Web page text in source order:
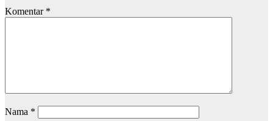
Komentar *
Nama *